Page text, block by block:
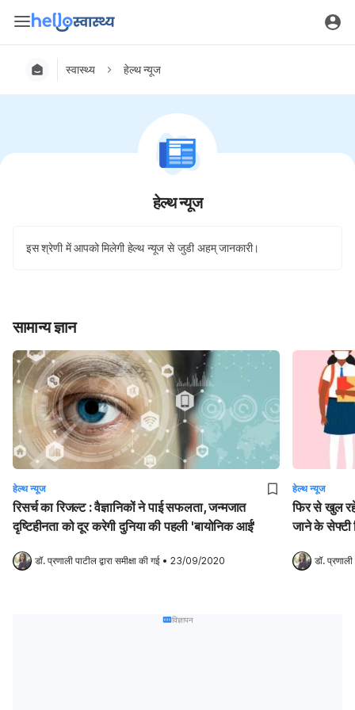
स्वास्थ्य हेल्थ न्यूज
हेल्थ न्यूज
इस श्रेणी में आपको मिलेगी हेल्थ न्यूज से जुडी अहम् जानकारी।
सामान्य ज्ञान
हेल्थ न्यूज
रिसर्च का रिजल्ट : वैज्ञानिकों ने पाई सफलता, जन्मजात
दृष्टिहीनता को दूर करेगी दुनिया की पहली 'बायोनिक आई'
डॉ. प्रणाली पाटील द्वारा समीक्षा की गई • 23/09/2020
हेल्थ न्यूज
फिर से खुल
जाने के सेफ्टी
डॉ.
विज्ञापन